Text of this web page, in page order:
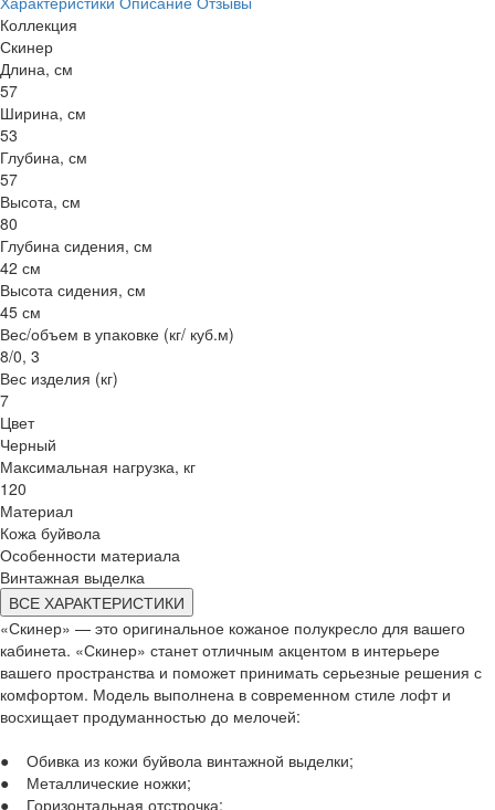
Коллекция
Скинер
Длина, см
57
Ширина, см
53
Глубина, см
57
Высота, см
80
Глубина сидения, см
42 см
Высота сидения, см
45 см
Вес/объем в упаковке (кг/ куб.м)
8/0, 3
Вес изделия (кг)
7
Цвет
Черный
Максимальная нагрузка, кг
120
Материал
Кожа буйвола
Особенности материала
Винтажная выделка
ВСЕ ХАРАКТЕРИСТИКИ
«Скинер» — это оригинальное кожаное полукресло для вашего
кабинета. «Скинер» станет отличным акцентом в интерьере
вашего пространства и поможет принимать серьезные решения с
комфортом. Модель выполнена в современном стиле лофт и
восхищает продуманностью до мелочей:
● Обивка из кожи буйвола винтажной выделки;
● Металлические ножки;
● Горизонтальная отстрочка;